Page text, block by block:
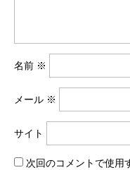
名前 ※
メール ※
サイト
次回のコメントで使用